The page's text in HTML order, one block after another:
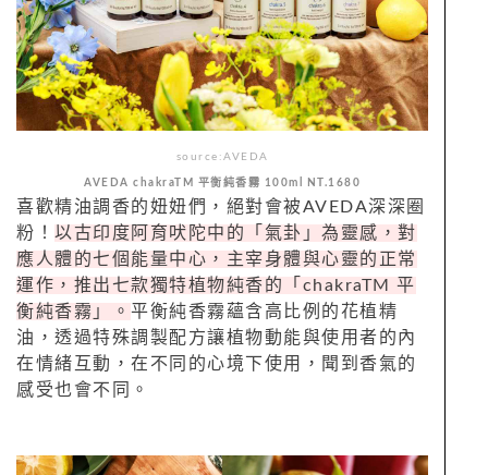
source:AVEDA
AVEDA chakraTM 平衡純香霧 100ml NT.1680
喜歡精油調香的妞妞們，絕對會被AVEDA深深圈
粉！ 以古印度 阿育吠陀中的「氣卦」為靈感，對
應人體的七個能量中心，主宰身體與心靈的正常
運作，推出七款獨特植物純香的「chakraTM 平
衡純香霧」。 平衡純香霧蘊含高比例的花植精
油，透過特殊調製配方讓植物動能與使用者的內
在情緒互動，在不同的心境下使用，聞到香氣的
感受也會不同。